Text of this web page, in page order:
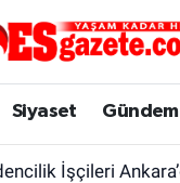
Siyaset Gündem
İşçileri
Eczaneler